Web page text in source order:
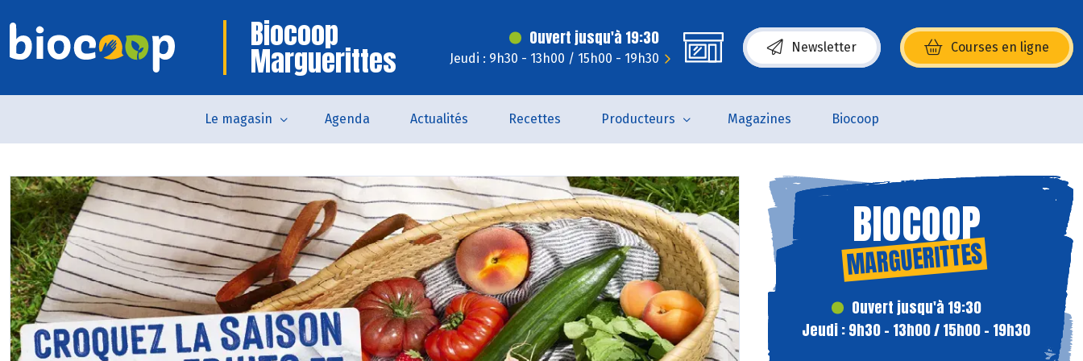
Biocoop
Marguerittes
Ouvert jusqu'à 19:30
Jeudi : 9h30 - 13h00 / 15h00 - 19h30
Newsletter Courses en ligne
(s’ouvre dans une nouvelle fenêtre)
Le magasin Agenda Actualités Recettes Producteurs Magazines Biocoop
BIOCOOP
MARGUERITTES
Ouvert jusqu'à 19:30
Jeudi : 9h30 - 13h00 / 15h00 - 19h30